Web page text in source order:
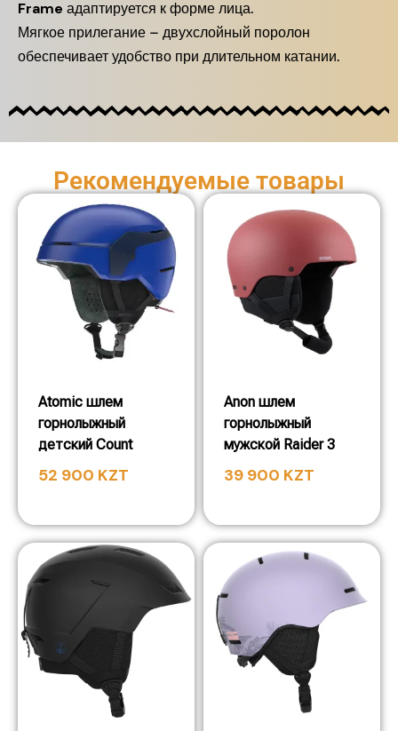
Frame адаптируется к форме лица.
Мягкое прилегание – двухслойный поролон
обеспечивает удобство при длительном катании.
Рекомендуемые товары
Atomic шлем
горнолыжный
детский Count
52 900 KZT
Anon шлем
горнолыжный
мужской Raider 3
39 900 KZT